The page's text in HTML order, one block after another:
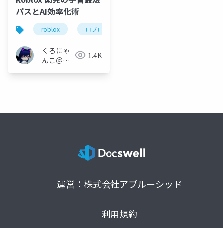
パスとAI効率化術
roblox ロブロックス
くろにゃ
んこ＠
1.4K
運営：株式会社アプルーシッド
利用規約